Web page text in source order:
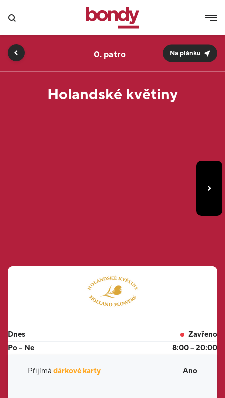
Holandské květiny
0. Na plánku
Dnes
Zavřeno
Po – Ne
8:00 – 20:00
Přijímá dárkové karty Ano